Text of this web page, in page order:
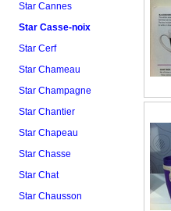
Star Cannes
Star Casse-noix
Star Cerf
Star Chameau
Star Champagne
Star Chantier
Star Chapeau
Star Chasse
Star Chat
Star Chausson